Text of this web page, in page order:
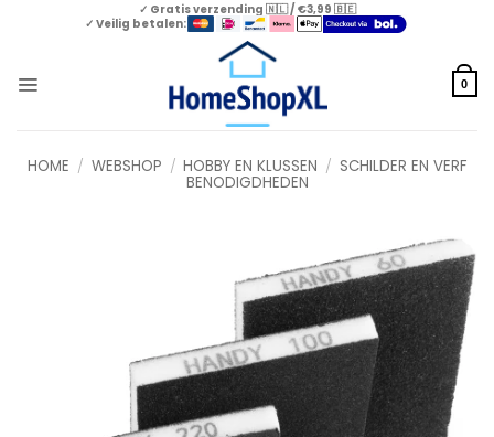
✓ Gratis verzending 🇳🇱 / €3,99 🇧🇪
✓ Veilig betalen:
0
HOME / WEBSHOP / HOBBY EN KLUSSEN / SCHILDER EN VERF
BENODIGDHEDEN